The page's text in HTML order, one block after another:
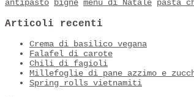
antipasto bignè menù di Natale pasta
Articoli recenti
Crema di basilico vegana
Falafel di carote
Chili di fagioli
Millefoglie di pane azzimo e
Spring rolls vietnamiti